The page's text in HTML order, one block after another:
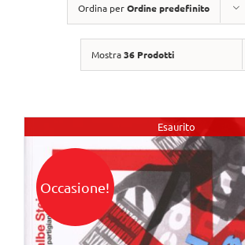
Ordina perOrdine predefinito
Mostra36 Prodotti
Esaurito
Occasione!